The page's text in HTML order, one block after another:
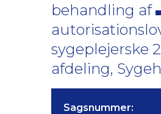
behandling af
sygeplejerske
afdeling,
Sagsnummer: